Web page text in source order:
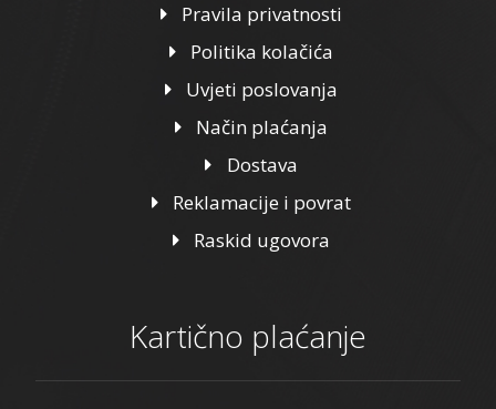
Pravila privatnosti
Politika kolačića
Uvjeti poslovanja
Način plaćanja
Dostava
Reklamacije i povrat
Raskid ugovora
Kartično plaćanje